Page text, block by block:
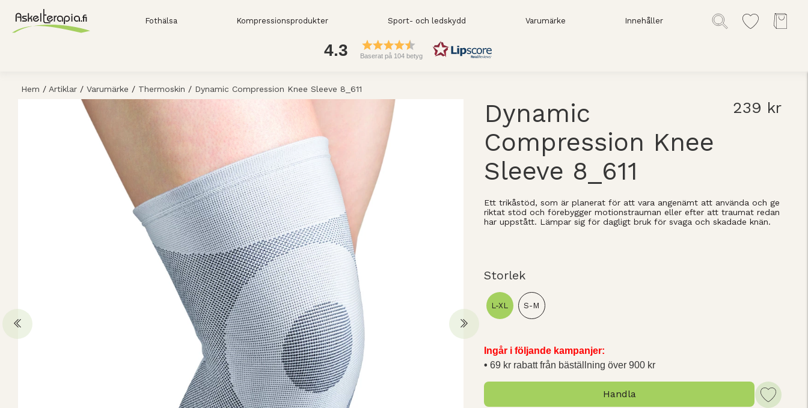
Fothälsa Kompressionsprodukter Sport- och ledskydd Varumärke Innehåller
4.3 Baserat på 104 betyg
Hem / Artiklar / Varumärke / Thermoskin / Dynamic Compression Knee Sleeve 8_611
Dynamic
Compression Knee
Sleeve 8_611
239 kr
Ett trikåstöd, som är planerat för att vara angenämt att använda och ge
riktat stöd och förebygger motionstrauman eller efter att traumat redan
har uppstått. Lämpar sig för dagligt bruk för svaga och skadade knän.
Storlek
L-XL S-M
Ingår i följande kampanjer:
69 kr rabatt från bäställning över 900 kr
Handla